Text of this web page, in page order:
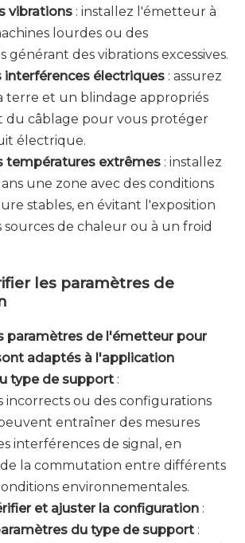
vibrations : installez l'émetteur à
lourdes ou des
générant des vibrations excessives.
interférences électriques : assurez
terre et un blindage appropriés
du câblage pour vous protéger
électrique.
températures extrêmes : installez
une zone avec des conditions
stables, en évitant l'exposition
sources de chaleur ou à un froid
les paramètres de
paramètres de l'émetteur pour
adaptés à l'application
type de support :
incorrects ou des configurations
entraîner des mesures
interférences de signal, en
la commutation entre différents
environnementales.
et ajuster la configuration :
du type de support :